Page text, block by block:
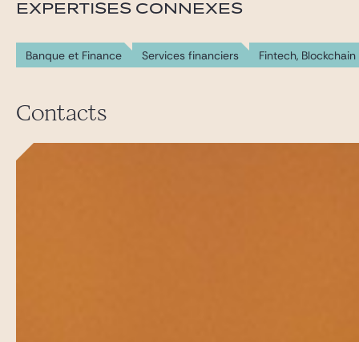
EXPERTISES CONNEXES
Banque et Finance Services financiers Fintech,
Contacts